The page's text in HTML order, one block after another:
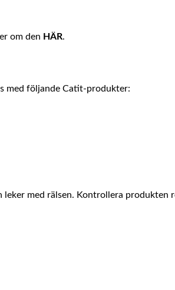
om den HÄR.
med följande Catit-produkter:
med rälsen. Kontrollera